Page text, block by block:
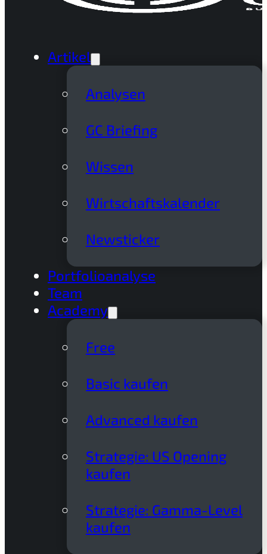
Artikel
Analysen
GC Briefing
Wissen
Wirtschaftskalender
Newsticker
Portfolioanalyse
Team
Academy
Free
Basic kaufen
Advanced kaufen
Strategie: US Opening
kaufen
Strategie: Gamma-Level
kaufen